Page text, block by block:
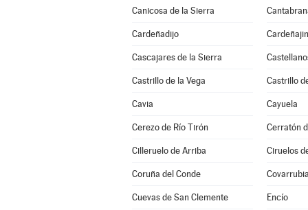
Canicosa de la Sierra
Cardeñadijo
Cascajares de la Sierra
Castrillo de la Vega Castrillo
Cavia Cayuela
Cerezo de Río Tirón Cerratón
Cilleruelo de Arriba Ciruelos
Coruña del Conde
Cuevas de San Clemente Encío